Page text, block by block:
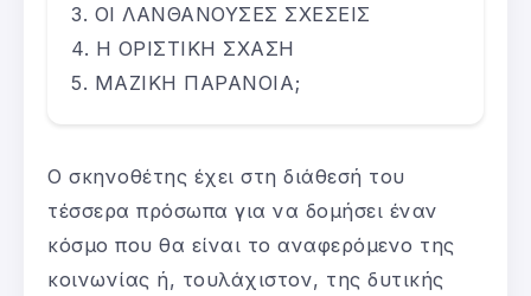
ΟΙ ΛΑΝΘΑΝΟΥΣΕΣ ΣΧΕΣΕΙΣ
Η ΟΡΙΣΤΙΚΗ ΣΧΑΣΗ
ΜΑΖΙΚΗ ΠΑΡΑΝΟΙΑ;
Ο σκηνοθέτης έχει στη διάθεσή του
τέσσερα πρόσωπα για να δομήσει έναν
κόσμο που θα είναι το αναφερόμενο της
κοινωνίας ή, τουλάχιστον, της δυτικής